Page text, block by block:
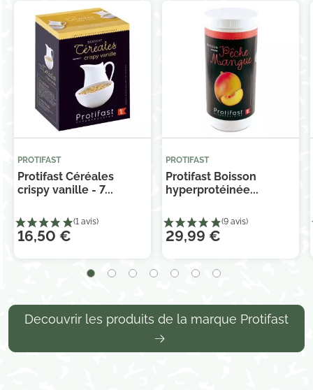
PROTIFAST
Protifast Céréales
crispy vanille - 7...
16,50 €
PROTIFAST
Protifast Boisson
hyperprotéinée...
29,99 €
Decouvrir les produits de la marque Protifast